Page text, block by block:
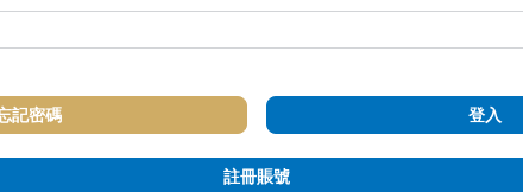
記密碼 登入
註冊賬號